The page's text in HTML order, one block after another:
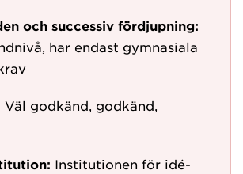
och successiv fördjupning:
har endast gymnasiala
Väl godkänd, godkänd,
Institutionen för idé-